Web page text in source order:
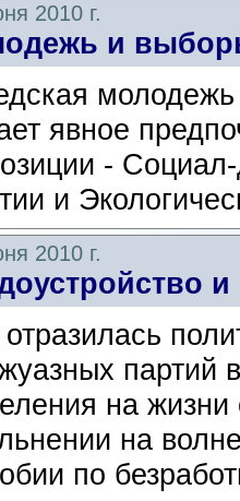
2010 г.
и
молодежь
явное
-
и
2010 г.
и
отразилась
партий
на жизни
на
по